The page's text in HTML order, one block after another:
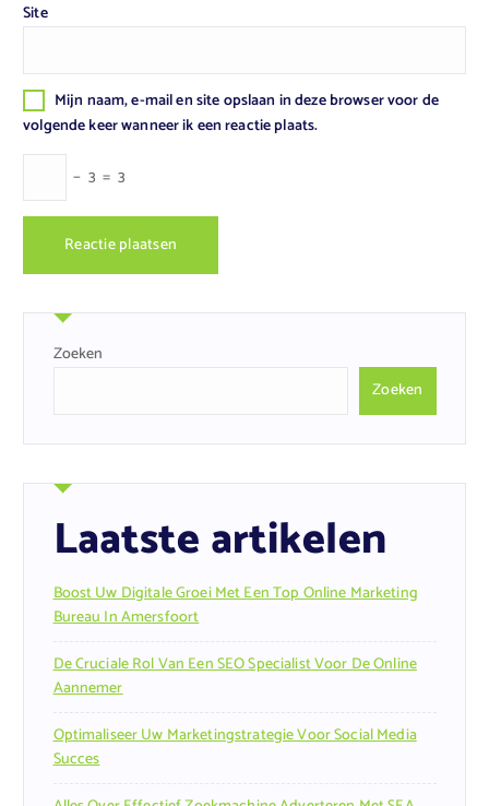
Site
Mijn naam, e-mail en site opslaan in deze browser voor de
volgende keer wanneer ik een reactie plaats.
− 3 = 3
Zoeken
Zoeken
Laatste artikelen
Boost Uw Digitale Groei Met Een Top Online Marketing
Bureau In Amersfoort
De Cruciale Rol Van Een SEO Specialist Voor De Online
Aannemer
Optimaliseer Uw Marketingstrategie Voor Social Media
Succes